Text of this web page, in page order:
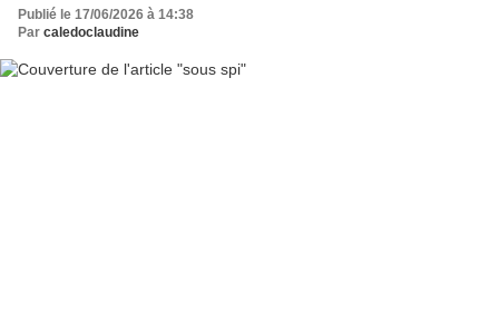
Publié le 17/06/2026 à 14:38
Par caledoclaudine